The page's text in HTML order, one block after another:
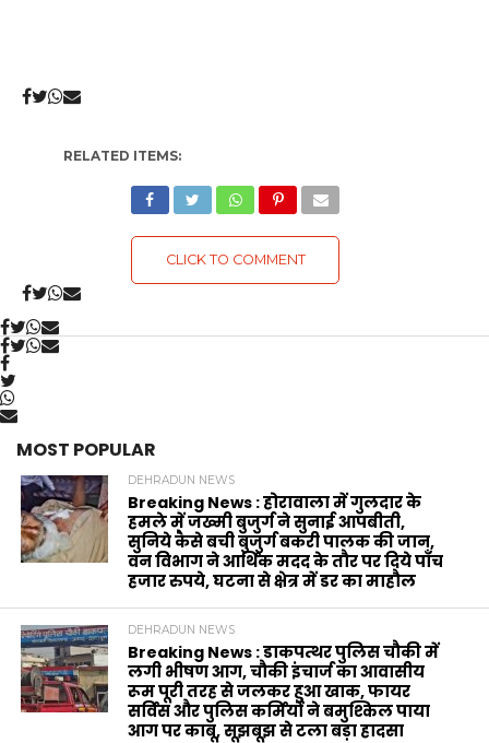
RELATED ITEMS:
CLICK TO COMMENT
MOST POPULAR
DEHRADUN NEWS
Breaking News : होरावाला में गुलदार के
हमले में जख्मी बुजुर्ग ने सुनाई आपबीती,
सुनिये कैसे बची बुजुर्ग बकरी पालक की जान,
वन विभाग ने आर्थिक मदद के‌ तौर पर दिये पाँच
हजार रुपये, घटना से क्षेत्र में डर का माहौल
DEHRADUN NEWS
Breaking News : डाकपत्थर पुलिस चौकी में
लगी भीषण आग, चौकी इंचार्ज का आवासीय
रूम पूरी तरह से जलकर हुआ खाक, फायर
सर्विस और पुलिस कर्मियों ने बमुश्किल पाया
आग पर काबू, सूझबूझ से टला बड़ा हादसा